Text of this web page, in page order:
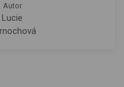
Autor
Lucie